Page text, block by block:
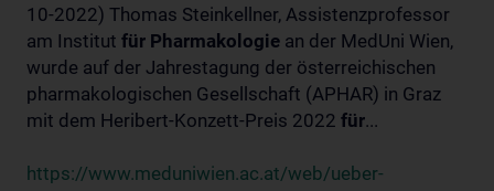
10-2022) Thomas Steinkellner, Assistenzprofessor
am Institut für Pharmakologie an der MedUni Wien,
wurde auf der Jahrestagung der österreichischen
pharmakologischen Gesellschaft (APHAR) in Graz
mit dem Heribert-Konzett-Preis 2022 für...
https://www.meduniwien.ac.at/web/ueber-